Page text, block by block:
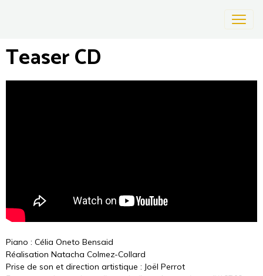
Teaser CD
Piano : Célia Oneto Bensaid
Réalisation Natacha Colmez-Collard
Prise de son et direction artistique : Joël Perrot